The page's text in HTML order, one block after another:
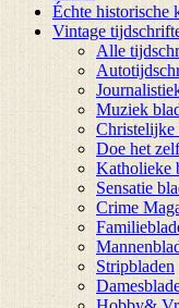
Échte historische
Vintage
Alle
Muziek
Christelijke
Doe het zelf
Katholieke
Sensatie
Crime
Stripbladen